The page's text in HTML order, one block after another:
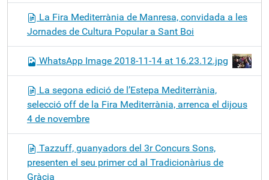
La Fira Mediterrània de Manresa, convidada a les
Jornades de Cultura Popular a Sant Boi
WhatsApp Image 2018-11-14 at 16.23.12.jpg
La segona edició de l’Estepa Mediterrània,
selecció off de la Fira Mediterrània, arrenca el dijous
4 de novembre
Tazzuff, guanyadors del 3r Concurs Sons,
presenten el seu primer cd al Tradicionàrius de
Gràcia